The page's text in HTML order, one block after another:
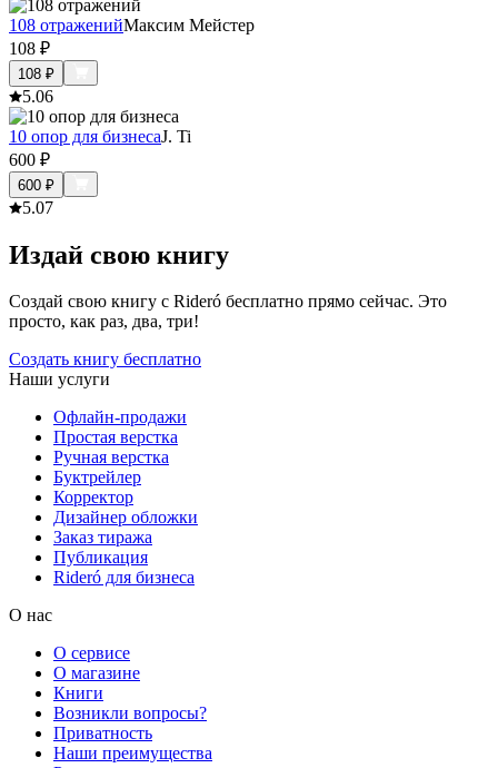
108 отраженийМаксим Мейстер
108 ₽
108 ₽
5.06
10 опор для бизнесаJ. Ti
600 ₽
600 ₽
5.07
Издай свою книгу
Создай свою книгу с Rideró бесплатно прямо сейчас. Это
просто, как раз, два, три!
Создать книгу бесплатно
Наши услуги
Офлайн-продажи
Простая верстка
Ручная верстка
Буктрейлер
Корректор
Дизайнер обложки
Заказ тиража
Публикация
Rideró для бизнеса
О нас
О сервисе
О магазине
Книги
Возникли вопросы?
Приватность
Наши преимущества